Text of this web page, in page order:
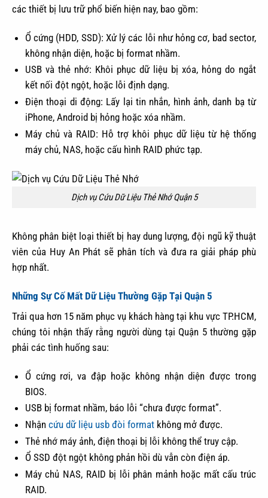
các thiết bị lưu trữ phổ biến hiện nay, bao gồm:
Ổ cứng (HDD, SSD): Xử lý các lỗi như hỏng cơ, bad sector,
không nhận diện, hoặc bị format nhầm.
USB và thẻ nhớ: Khôi phục dữ liệu bị xóa, hỏng do ngắt
kết nối đột ngột, hoặc lỗi định dạng.
Điện thoại di động: Lấy lại tin nhắn, hình ảnh, danh bạ từ
iPhone, Android bị hỏng hoặc xóa nhầm.
Máy chủ và RAID: Hỗ trợ khôi phục dữ liệu từ hệ thống
máy chủ, NAS, hoặc cấu hình RAID phức tạp.
Dịch vụ Cứu Dữ Liệu Thẻ Nhớ Quận 5
Không phân biệt loại thiết bị hay dung lượng, đội ngũ kỹ thuật
viên của Huy An Phát sẽ phân tích và đưa ra giải pháp phù
hợp nhất.
Những Sự Cố Mất Dữ Liệu Thường Gặp Tại Quận 5
Trải qua hơn 15 năm phục vụ khách hàng tại khu vực TP.HCM,
chúng tôi nhận thấy rằng người dùng tại Quận 5 thường gặp
phải các tình huống sau:
Ổ cứng rơi, va đập hoặc không nhận diện được trong
BIOS.
USB bị format nhầm, báo lỗi “chưa được format”.
Nhận cứu dữ liệu usb đòi formatkhông mở được.
Thẻ nhớ máy ảnh, điện thoại bị lỗi không thể truy cập.
Ổ SSD đột ngột không phản hồi dù vẫn còn điện áp.
Máy chủ NAS, RAID bị lỗi phân mảnh hoặc mất cấu trúc
RAID.